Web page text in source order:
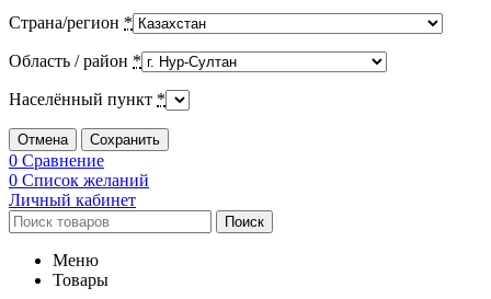
Страна/регион *
Область / район *
Населённый пункт *
Отмена Сохранить
0 Сравнение
0 Список желаний
Личный кабинет
Поиск
Меню
Товары